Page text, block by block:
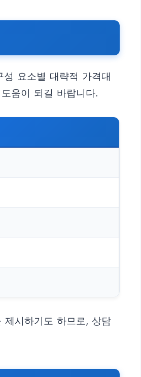
요소별 대략적 가격대
움이 되길 바랍니다.
시하기도 하므로, 상담